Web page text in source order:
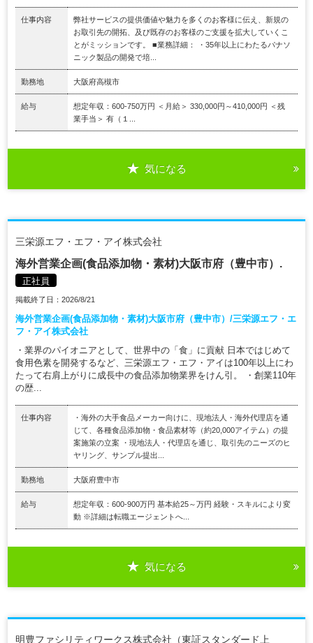
仕事内容
弊社サービスの提供価値や魅力を多くのお客様に伝え、新規の
お取引先の開拓、及び既存のお客様のご支援を拡大していくこ
とがミッションです。 ■業務詳細： ・35年以上にわたるパナソ
ニック製品の開発で培...
勤務地 大阪府高槻市
給与
想定年収：600-750万円 ＜月給＞ 330,000円～410,000円 ＜残
業手当＞ 有（１...
気になる
三栄源エフ・エフ・アイ株式会社
海外営業企画(食品添加物・素材)大阪市府（豊中市）.
正社員
掲載終了日：2026/8/21
海外営業企画(食品添加物・素材)大阪市府（豊中市）/三栄源エフ・エ
フ・アイ株式会社
・業界のパイオニアとして、世界中の「食」に貢献 日本ではじめて
食用色素を開発するなど、三栄源エフ・エフ・アイは100年以上にわ
たって右肩上がりに成長中の食品添加物業界をけん引。 ・創業110年
の歴...
仕事内容
・海外の大手食品メーカー向けに、現地法人・海外代理店を通
じて、各種食品添加物・食品素材等（約20,000アイテム）の提
案施策の立案 ・現地法人・代理店を通じ、取引先のニーズのヒ
ヤリング、サンプル提出...
勤務地 大阪府豊中市
給与
想定年収：600-900万円 基本給25～万円 経験・スキルにより変
動 ※詳細は転職エージェントへ...
気になる
明豊ファシリティワークス株式会社（東証スタンダード上